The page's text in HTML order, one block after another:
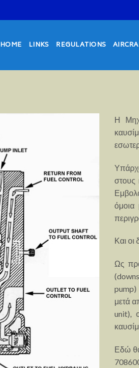
HOME LINKS REGULATIONS
Η
στους
όμοια
Και οι
Ως
pump)
μετά
unit),
Εδώ